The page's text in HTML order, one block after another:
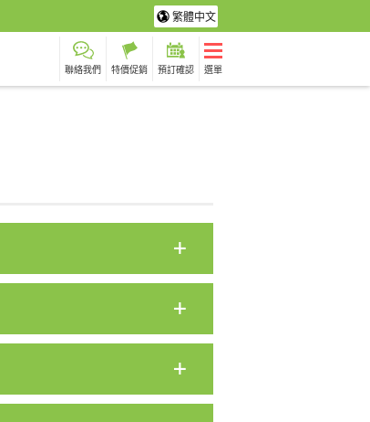
繁體中文
聯絡我們 特價促銷 預訂確認 選單